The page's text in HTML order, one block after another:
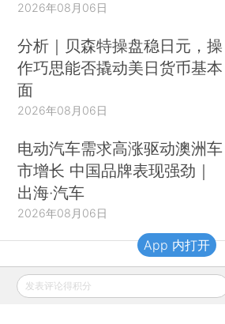
2026年08月06日
分析｜贝森特操盘稳日元，操
作巧思能否撬动美日货币基本
面
2026年08月06日
电动汽车需求高涨驱动澳洲车
市增长 中国品牌表现强劲｜
出海·汽车
2026年08月06日
财新移动
发表评论得积分
App 内打开